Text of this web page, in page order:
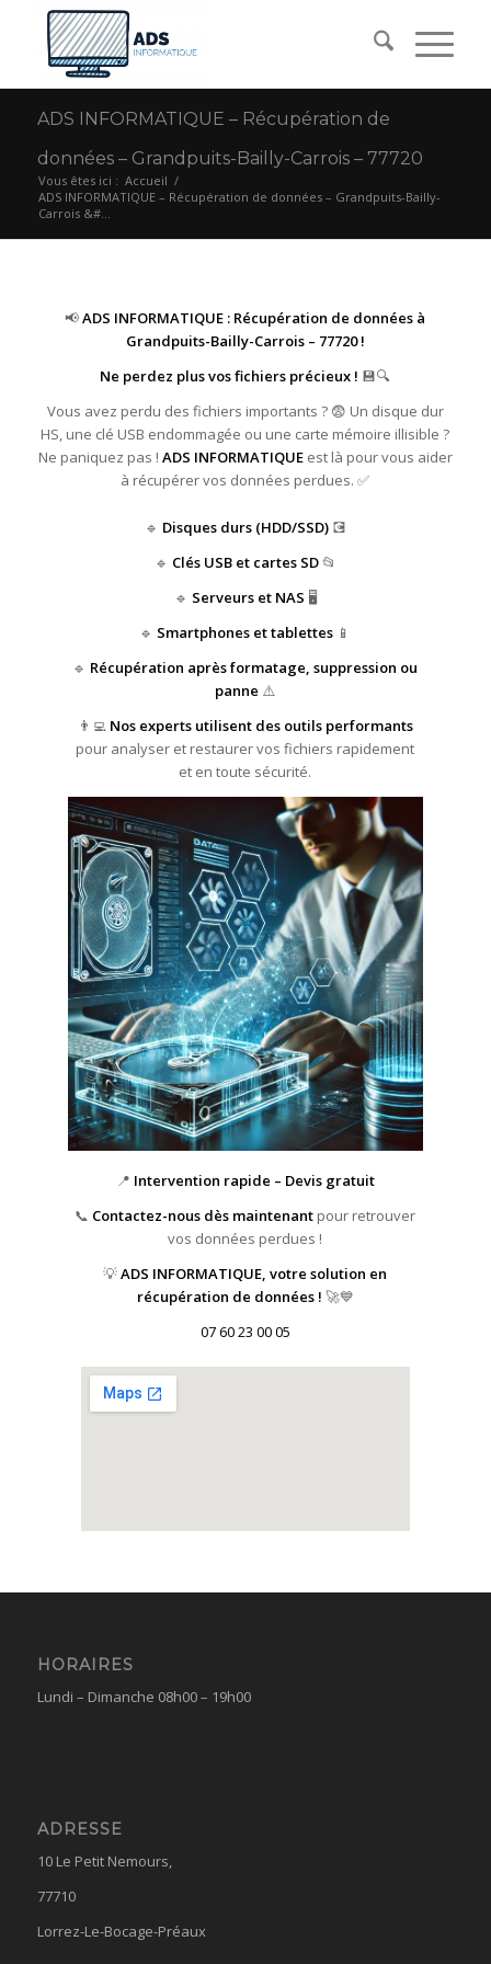
ADS INFORMATIQUE – Récupération de
données – Grandpuits-Bailly-Carrois – 77720
Vous êtes ici : Accueil /
ADS INFORMATIQUE – Récupération de données – Grandpuits-Bailly-
Carrois &#...
📢ADS INFORMATIQUE : Récupération de données à
Grandpuits-Bailly-Carrois – 77720 !
Ne perdez plus vos fichiers précieux ! 💾🔍
Vous avez perdu des fichiers importants ? 😨 Un disque dur
HS, une clé USB endommagée ou une carte mémoire illisible ?
Ne paniquez pas ! ADS INFORMATIQUEest là pour vous aider
à récupérer vos données perdues. ✅
🔹 Disques durs (HDD/SSD)💽
🔹 Clés USB et cartes SD📂
🔹 Serveurs et NAS 🖥️
🔹 Smartphones et tablettes 📱
🔹 Récupération après formatage, suppression ou
panne ⚠️
👨‍💻 Nos experts utilisent des outils performants
pour analyser et restaurer vos fichiers rapidement
et en toute sécurité.
📍 Intervention rapide – Devis gratuit
📞 Contactez-nous dès maintenant pour retrouver
vos données perdues !
💡ADS INFORMATIQUE, votre solution en
récupération de données ! 🚀💙
07 60 23 00 05
HORAIRES
Lundi – Dimanche 08h00 – 19h00
ADRESSE
10 Le Petit Nemours,
77710
Lorrez-Le-Bocage-Préaux